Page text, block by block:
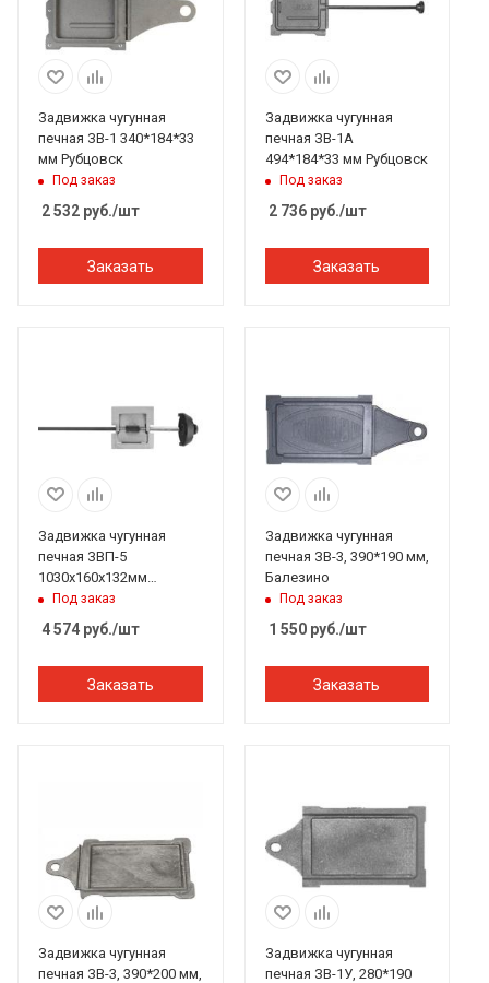
Задвижка чугунная
печная ЗВ-1 340*184*33
мм Рубцовск
Под заказ
2 532 руб./шт
Заказать
Задвижка чугунная
печная ЗВ-1А
494*184*33 мм Рубцовск
Под заказ
2 736руб./шт
Заказать
Задвижка чугунная
печная ЗВП-5
1030х160х132мм
Рубцовск
Под заказ
4 574 руб./шт
Заказать
Задвижка чугунная
печная ЗВ-3, 390*190 мм,
Балезино
Под заказ
1 550руб./шт
Заказать
Задвижка чугунная
печная ЗВ-3, 390*200 мм,
Задвижка чугунная
печная ЗВ-1У, 280*190